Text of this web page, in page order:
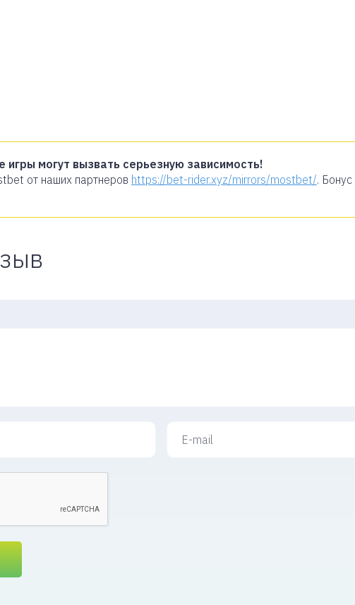
игры могут вызвать серьезную зависимость!
от наших партнеров https://bet-rider.xyz/mirrors/mostbet/. Бонус